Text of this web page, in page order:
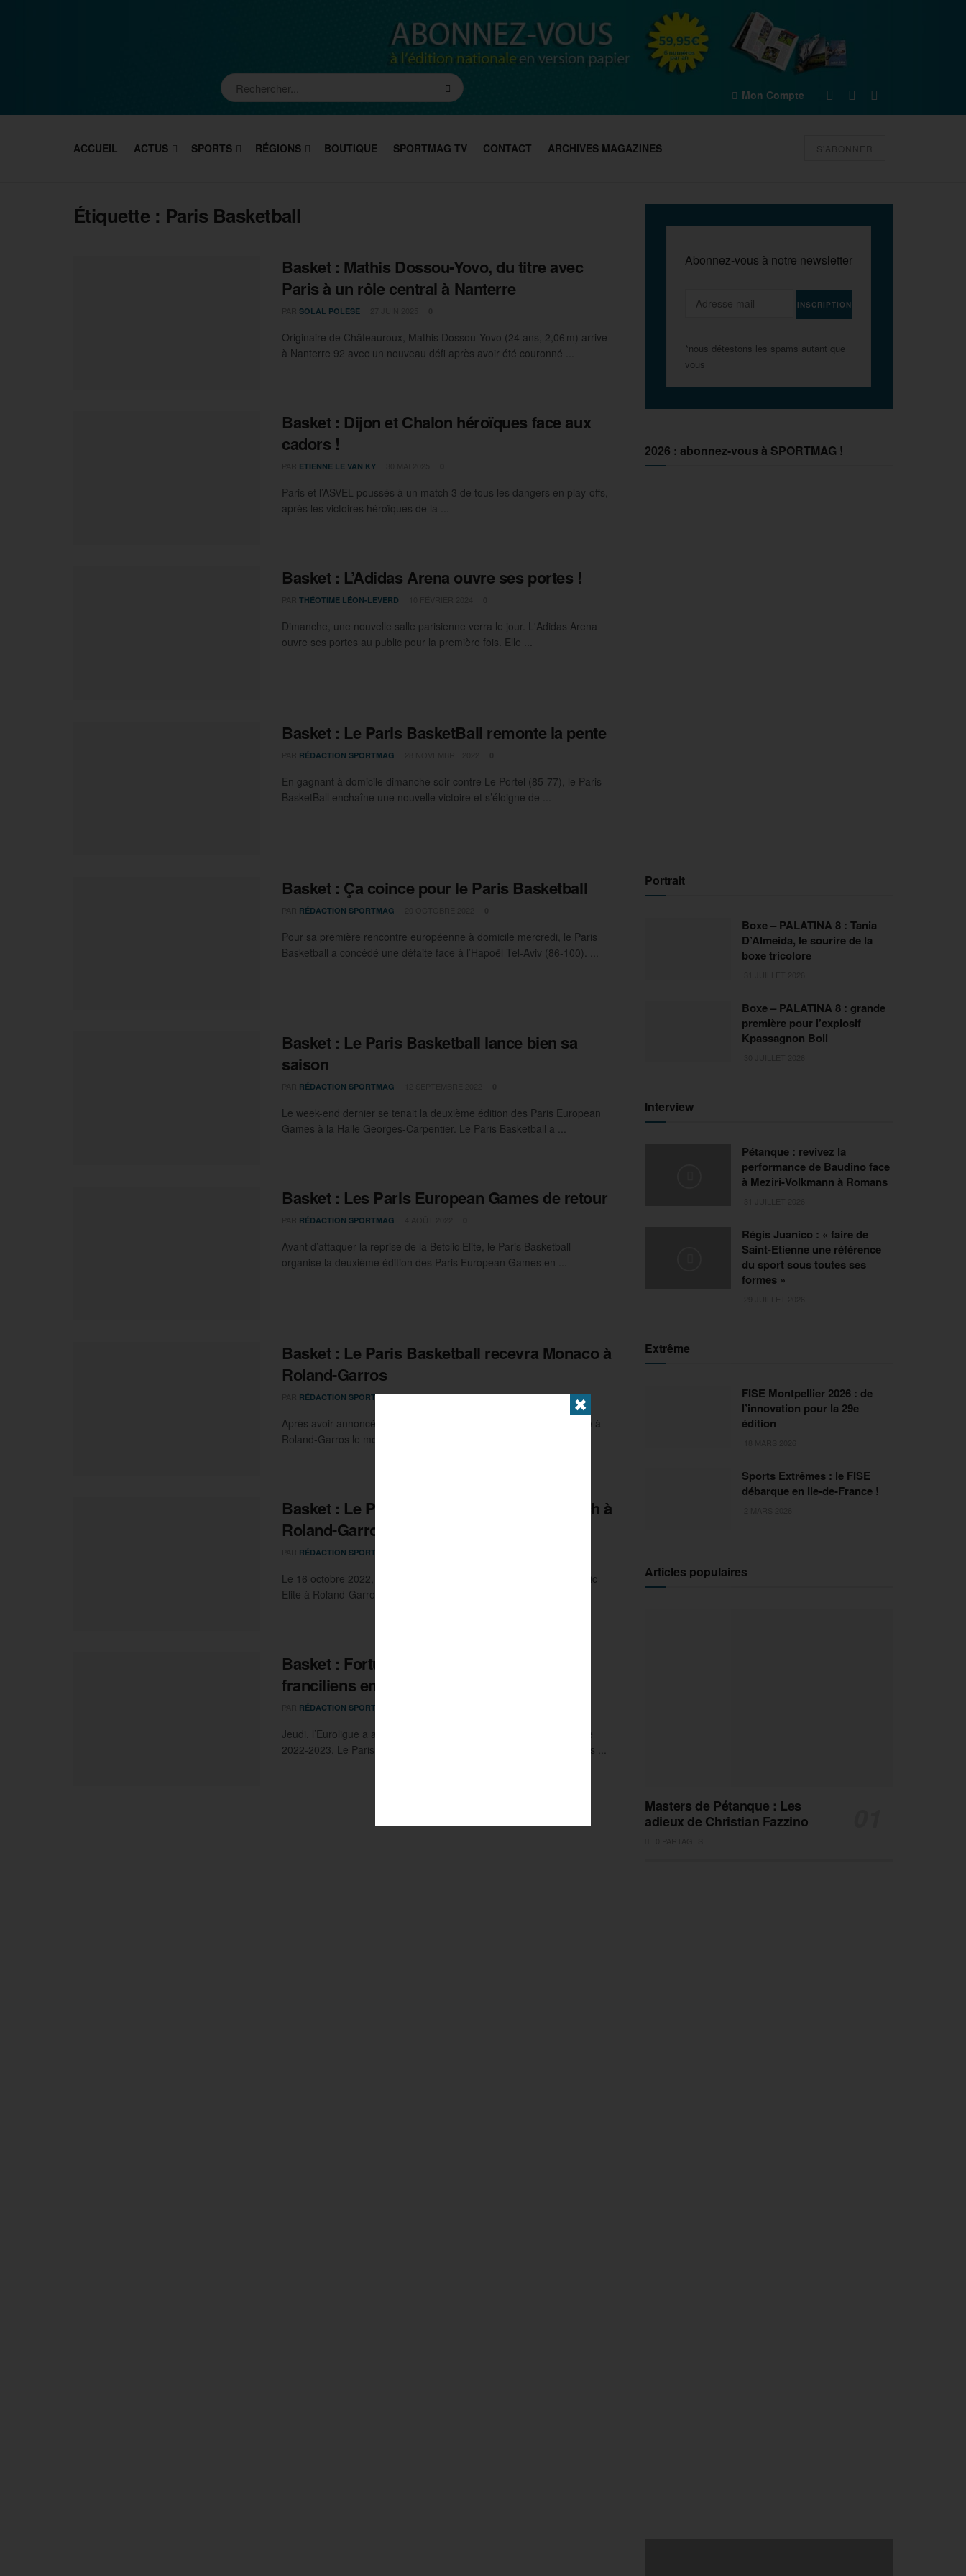
Mon Compte
ACCUEIL ACTUS SPORTS RÉGIONS BOUTIQUE SPORTMAG TV CONTACT ARCHIVES MAGAZINES S'ABONNER
Étiquette : Paris Basketball
Basket : Mathis Dossou-Yovo, du titre avec
Paris à un rôle central à Nanterre
SOLAL POLESE
Originaire de Châteauroux, Mathis Dossou‑Yovo (24 ans, 2,06 m) arrive
à Nanterre 92 avec un nouveau défi après avoir été couronné ...
Basket : Dijon et Chalon héroïques face aux
cadors !
ETIENNE LE VAN KY
Paris et l’ASVEL poussés à un match 3 de tous les dangers en play-offs,
après les victoires héroïques de la ...
Basket : L’Adidas Arena ouvre ses portes !
THÉOTIME LÉON-LEVERD
Dimanche, une nouvelle salle parisienne verra le jour. L'Adidas Arena
ouvre ses portes au public pour la première fois. Elle ...
Basket : Le Paris BasketBall remonte la pente
RÉDACTION SPORTMAG
En gagnant à domicile dimanche soir contre Le Portel (85-77), le Paris
BasketBall enchaîne une nouvelle victoire et s’éloigne de ...
Basket : Ça coince pour le Paris Basketball
RÉDACTION SPORTMAG
Pour sa première rencontre européenne à domicile mercredi, le Paris
Basketball a concédé une défaite face à l’Hapoël Tel-Aviv (86-100). ...
Basket : Le Paris Basketball lance bien sa
saison
RÉDACTION SPORTMAG
Le week-end dernier se tenait la deuxième édition des Paris European
Games à la Halle Georges-Carpentier. Le Paris Basketball a ...
Basket : Les Paris European Games de retour
RÉDACTION SPORTMAG
Avant d’attaquer la reprise de la Betclic Elite, le Paris Basketball
organise la deuxième édition des Paris European Games en ...
Basket : Le Paris Basketball recevra Monaco à
Roland-Garros
RÉDACTION SPORTMAG 19 JUILLET 2022 0
Après avoir annoncé disputer un match de Betclic Elite le 16 octobre à
Roland-Garros le mois dernier, le Paris Basketball ...
Basket : Le Paris Basketball jouera un match à
Roland-Garros
RÉDACTION SPORTMAG
Le 16 octobre 2022, le Paris Basketball disputera un match de Betclic
Elite à Roland-Garros, sur le Court Philippe-Chatrier. Les ...
Basket : Fortunes diverses pour les clubs
franciliens en Eurocoupe
RÉDACTION SPORTMAG
Jeudi, l’Euroligue a annoncé les 20 équipes qui joueront l’Eurocoupe
2022-2023. Le Paris Basketball disputera la compétition mais pas les ...
Abonnez-vous à notre newsletter
*nous détestons les spams autant que
vous
2026 : abonnez-vous à SPORTMAG !
Portrait
Boxe – PALATINA 8 : Tania
D’Almeida, le sourire de la
boxe tricolore
Boxe – PALATINA 8 : grande
première pour l’explosif
Kpassagnon Boli
Interview
Pétanque : revivez la
performance de Baudino face
à Meziri-Volkmann à Romans
Régis Juanico : « faire de
Saint-Etienne une référence
du sport sous toutes ses
formes »
Extrême
FISE Montpellier 2026 : de
l’innovation pour la 29e
édition
Sports Extrêmes : le FISE
débarque en Ile-de-France !
Articles populaires
Masters de Pétanque : Les
adieux de Christian Fazzino
✖